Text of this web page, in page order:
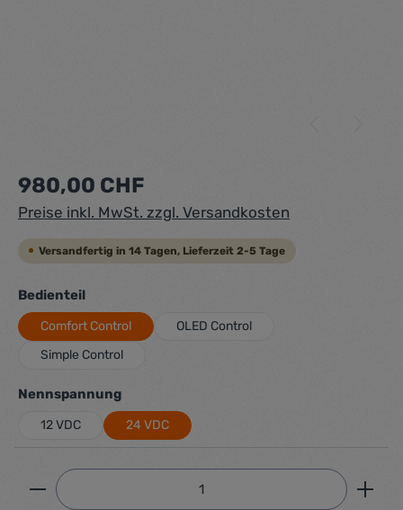
Regulärer Preis:
980,00 CHF
Preise inkl. MwSt. zzgl. Versandkosten
Versandfertig in 14 Tagen, Lieferzeit 2-5 Tage
Bedienteilauswählen
Comfort Control
OLED Control
Simple Control
Nennspannungauswählen
12 VDC 24 VDC
Produkt Anzahl: Gib den gewünschten Wert ein